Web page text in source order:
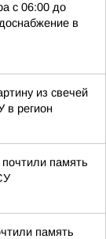
с 06:00 до
в
из свечей
в регион
память
память